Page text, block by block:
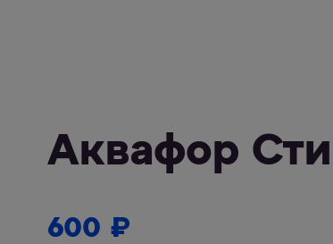
Аквафор
600 ₽